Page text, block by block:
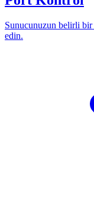
Sunucunuzun belirli
edin.